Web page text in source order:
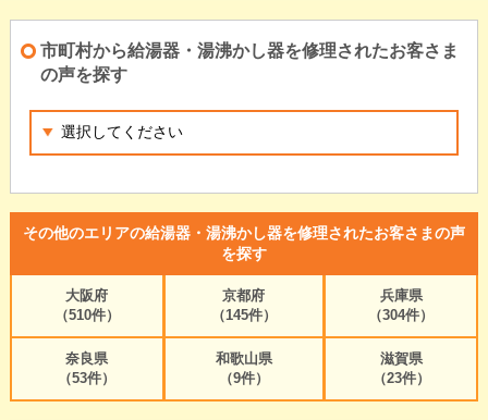
市町村から給湯器・湯沸かし器を修理されたお客さま
の声を探す
その他のエリアの給湯器・湯沸かし器を修理されたお客さまの声
を探す
大阪府
（510件）
京都府
（145件）
兵庫県
（304件）
奈良県
（53件）
和歌山県
（9件）
滋賀県
（23件）